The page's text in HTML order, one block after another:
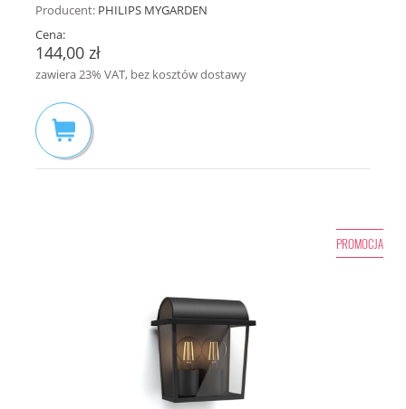
Producent: PHILIPS MYGARDEN
Cena:
144,00 zł
zawiera 23% VAT, bez kosztów dostawy
PROMOCJA